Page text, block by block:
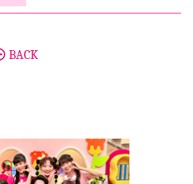
BACK